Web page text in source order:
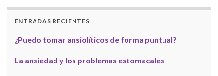
ENTRADAS RECIENTES
¿Puedo tomar ansiolíticos de forma puntual?
La ansiedad y los problemas estomacales